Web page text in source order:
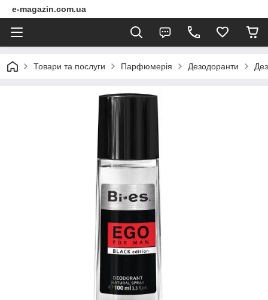
e-magazin.com.ua
Товари та послуги Парфюмерія Дезодоранти